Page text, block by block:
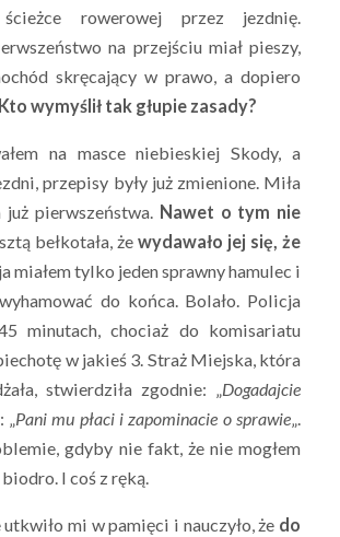
ścieżce rowerowej przez jezdnię.
na przejściu miał pieszy,
skręcający w prawo, a dopiero
Kto wymyślił tak głupie zasady?
na masce niebieskiej Skody, a
przepisy były już zmienione. Miła
już pierwszeństwa. Nawet o tym nie
bełkotała, żewydawało jej się, że
miałem tylko jeden sprawny hamulec i
do końca. Bolało. Policja
minutach, chociaż do komisariatu
w jakieś 3. Straż Miejska, która
stwierdziła zgodnie: „Dogadajcie
„Pani mu płaci i zapominacie o sprawie„.
gdyby nie fakt, że nie mogłem
I coś z ręką.
mi w pamięci i nauczyło, że do